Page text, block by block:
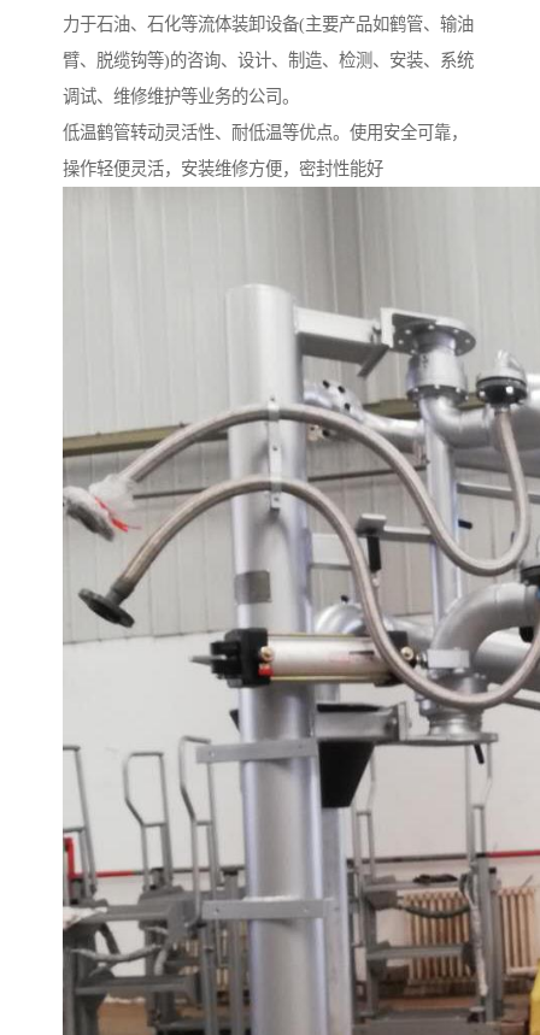
力于石油、石化等流体装卸设备(主要产品如鹤管、输油
臂、脱缆钩等)的咨询、设计、制造、检测、安装、系统
调试、维修维护等业务的公司。
低温鹤管转动灵活性、耐低温等优点。使用安全可靠，
操作轻便灵活，安装维修方便，密封性能好